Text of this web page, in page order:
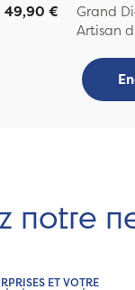
49,90 €
Grand
Artisan
notre
ET VOTRE